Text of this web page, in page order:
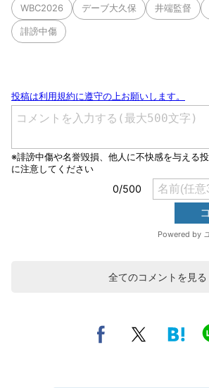
WBC2026 デーブ大久保 井端監督
誹謗中傷
全てのコメントを見る